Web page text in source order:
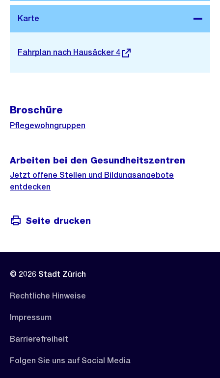
Stadtplan 3D
Externer
Fahrplan nach Hausäcker 4
Broschüre
Pflegewohngruppen
Arbeiten bei den Gesundheitszentren
Jetzt offene Stellen und Bildungsangebote
entdecken
Seite drucken
© 2026 Stadt Zürich
Rechtliche Hinweise
Impressum
Barrierefreiheit
Folgen Sie uns auf Social Media